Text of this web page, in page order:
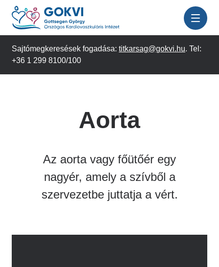
Ugrás
tartalomra
Sajtómegkeresések fogadása: titkarsag@gokvi.hu. Tel:
+36 1 299 8100/100
Aorta
Az aorta vagy főütőér egy
nagyér, amely a szívből a
szervezetbe juttatja a vért.